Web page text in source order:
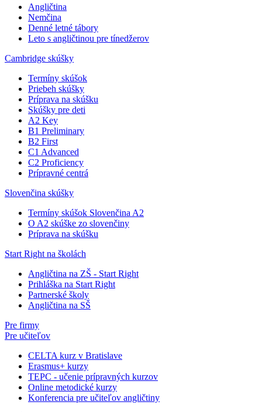
Angličtina
Nemčina
Denné letné tábory
Leto s angličtinou pre tínedžerov
Cambridge skúšky
Termíny skúšok
Priebeh skúšky
Príprava na skúšku
Skúšky pre deti
A2 Key
B1 Preliminary
B2 First
C1 Advanced
C2 Proficiency
Prípravné centrá
Slovenčina skúšky
Termíny skúšok Slovenčina A2
O A2 skúške zo slovenčiny
Príprava na skúšku
Start Right na školách
Angličtina na ZŠ - Start Right
Prihláška na Start Right
Partnerské školy
Angličtina na SŠ
Pre firmy
Pre učiteľov
CELTA kurz v Bratislave
Erasmus+ kurzy
TEPC - učenie prípravných kurzov
Online metodické kurzy
Konferencia pre učiteľov angličtiny